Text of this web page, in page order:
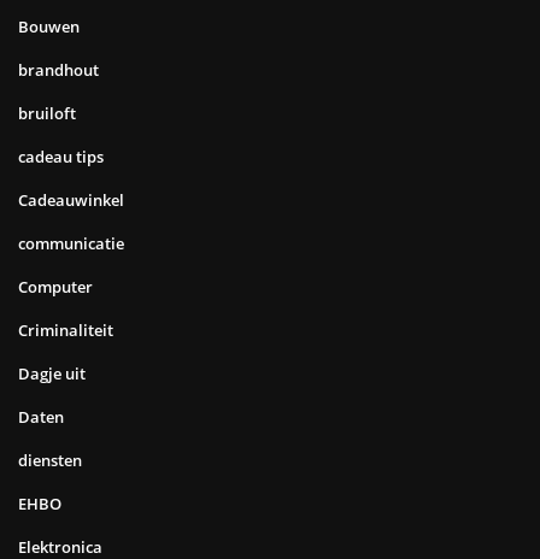
Bouwen
brandhout
bruiloft
cadeau tips
Cadeauwinkel
communicatie
Computer
Criminaliteit
Dagje uit
Daten
diensten
EHBO
Elektronica